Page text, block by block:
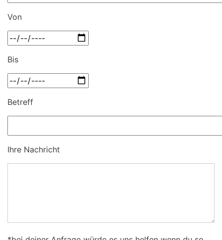
Von
Bis
Betreff
Ihre Nachricht